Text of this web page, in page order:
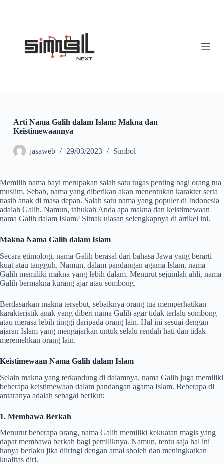
Arti Nama Galih dalam Islam: Makna dan
Keistimewaannya
jasaweb 29/03/2023 Simbol
Memilih nama bayi merupakan salah satu tugas penting bagi orang tua
muslim. Sebab, nama yang diberikan akan menentukan karakter serta
nasib anak di masa depan. Salah satu nama yang populer di Indonesia
adalah Galih. Namun, tahukah Anda apa makna dan keistimewaan
nama Galih dalam Islam? Simak ulasan selengkapnya di artikel ini.
Makna Nama Galih dalam Islam
Secara etimologi, nama Galih berasal dari bahasa Jawa yang berarti
kuat atau tangguh. Namun, dalam pandangan agama Islam, nama
Galih memiliki makna yang lebih dalam. Menurut sejumlah ahli, nama
Galih bermakna kurang ajar atau sombong.
Berdasarkan makna tersebut, sebaiknya orang tua memperhatikan
karakteristik anak yang diberi nama Galih agar tidak terlalu sombong
atau merasa lebih tinggi daripada orang lain. Hal ini sesuai dengan
ajaran Islam yang mengajarkan untuk selalu rendah hati dan tidak
meremehkan orang lain.
Keistimewaan Nama Galih dalam Islam
Selain makna yang terkandung di dalamnya, nama Galih juga memiliki
beberapa keistimewaan dalam pandangan agama Islam. Beberapa di
antaranya adalah sebagai berikut:
1. Membawa Berkah
Menurut beberapa orang, nama Galih memiliki kekuatan magis yang
dapat membawa berkah bagi pemiliknya. Namun, tentu saja hal ini
hanya berlaku jika diiringi dengan amal sholeh dan meningkatkan
kualitas diri.